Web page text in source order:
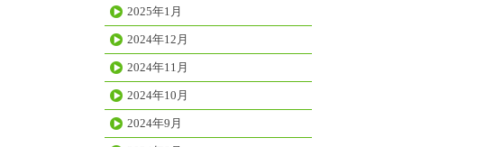
2025年1月
2024年12月
2024年11月
2024年10月
2024年9月